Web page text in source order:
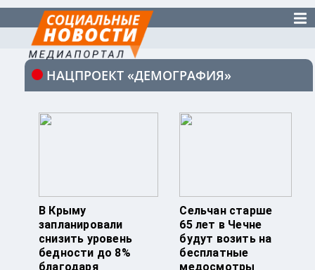
НАЦПРОЕКТ «ДЕМОГРАФИЯ»
В Крыму
запланировали
снизить уровень
бедности до 8%
благодаря
Сельчан старше
65 лет в Чечне
будут возить на
бесплатные
медосмотры